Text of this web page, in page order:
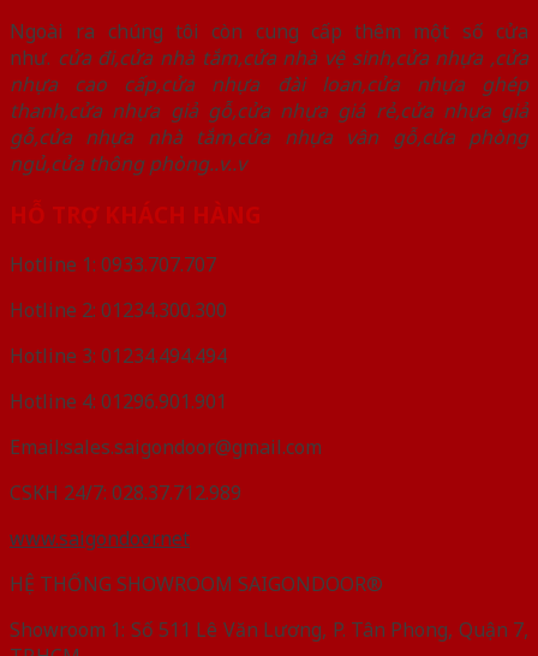
Ngoài ra chúng tôi còn cung cấp thêm một số cửa
như. cửa đi,cửa nhà tắm,cửa nhà vệ sinh,cửa nhựa ,cửa
nhựa cao cấp,cửa nhựa đài loan,cửa nhựa ghép
thanh,cửa nhựa giả gỗ,cửa nhựa giá rẻ,cửa nhựa giả
gỗ,cửa nhựa nhà tắm,cửa nhựa vân gỗ,cửa phòng
ngủ,cửa thông phòng..v..v
HỖ TRỢ KHÁCH HÀNG
Hotline 1: 0933.707.707
Hotline 2: 01234.300.300
Hotline 3: 01234.494.494
Hotline 4: 01296.901.901
Email:sales.saigondoor@gmail.com
CSKH 24/7: 028.37.712.989
www.saigondoor.net
HỆ THỐNG SHOWROOM SAIGONDOOR®
Showroom 1: Số 511 Lê Văn Lương, P. Tân Phong, Quận 7,